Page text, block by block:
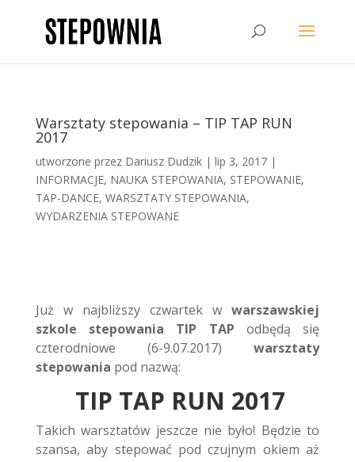
Warsztaty stepowania – TIP TAP RUN
2017
utworzone przez Dariusz Dudzik| lip 3, 2017|
INFORMACJE, NAUKA STEPOWANIA, STEPOWANIE,
TAP-DANCE, WARSZTATY STEPOWANIA,
WYDARZENIA STEPOWANE
Już w najbliższy czwartek wwarszawskiej
szkole stepowania TIP TAP odbędą się
czterodniowe (6-9.07.2017)warsztaty
stepowania pod nazwą:
TIP TAP RUN 2017
Takich warsztatów jeszcze nie było! Będzie to
szansa, aby stepować pod czujnym okiem aż